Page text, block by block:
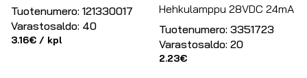
Tuotenumero: 121330017
Varastosaldo: 40
3.16€ / kpl
Hehkulamppu 28VDC 24mA
Tuotenumero: 3351723
Varastosaldo: 20
2.23€